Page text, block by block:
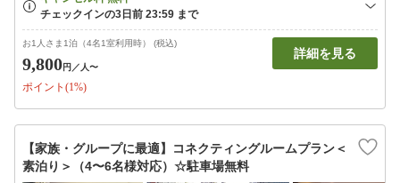
お1人さま1泊（4名1室利用時） (税込)
9,800円 ／人〜
ポイント(1%)
詳細を見る
【家族・グループに最適】コネクティングルームプラン＜
素泊り＞（4〜6名様対応）☆駐車場無料